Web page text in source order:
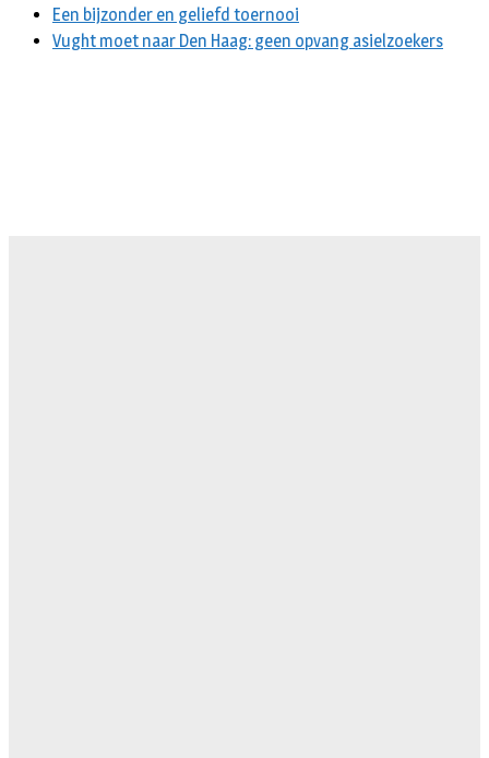
Een bijzonder en geliefd toernooi
Vught moet naar Den Haag: geen opvang asielzoekers